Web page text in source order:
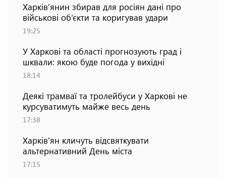
Харків’янин збирав для росіян дані про
військові об’єкти та коригував удари
19:25
У Харкові та області прогнозують град і
шквали: якою буде погода у вихідні
18:14
Деякі трамваї та тролейбуси у Харкові не
курсуватимуть майже весь день
17:38
Харків'ян кличуть відсвяткувати
альтернативний День міста
17:15